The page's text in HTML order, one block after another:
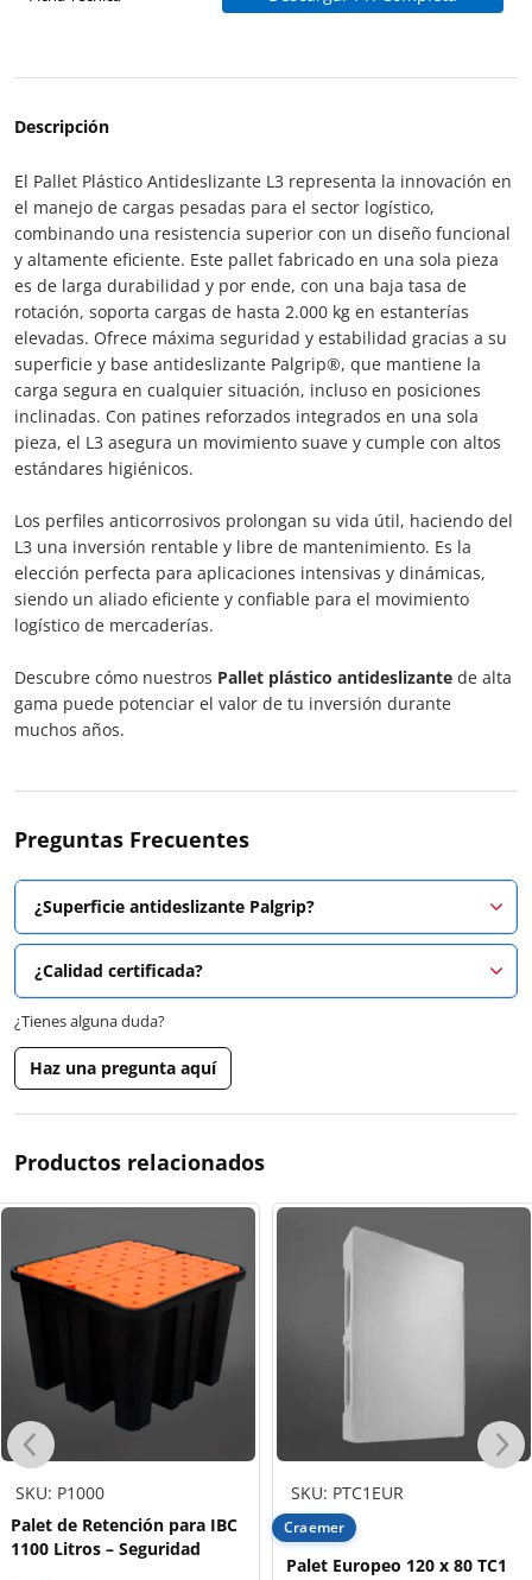
Descripción
El Pallet Plástico Antideslizante L3 representa la innovación en
el manejo de cargas pesadas para el sector logístico,
combinando una resistencia superior con un diseño funcional
y altamente eficiente. Este pallet fabricado en una sola pieza
es de larga durabilidad y por ende, con una baja tasa de
rotación, soporta cargas de hasta 2.000 kg en estanterías
elevadas. Ofrece máxima seguridad y estabilidad gracias a su
superficie y base antideslizante Palgrip®, que mantiene la
carga segura en cualquier situación, incluso en posiciones
inclinadas. Con patines reforzados integrados en una sola
pieza, el L3 asegura un movimiento suave y cumple con altos
estándares higiénicos.
Los perfiles anticorrosivos prolongan su vida útil, haciendo del
L3 una inversión rentable y libre de mantenimiento. Es la
elección perfecta para aplicaciones intensivas y dinámicas,
siendo un aliado eficiente y confiable para el movimiento
logístico de mercaderías.
Descubre cómo nuestros Pallet plástico antideslizante de alta
gama puede potenciar el valor de tu inversión durante
muchos años.
Preguntas Frecuentes
¿Superficie antideslizante Palgrip?
¿Calidad certificada?
¿Tienes alguna duda?
Haz una pregunta aquí
Productos relacionados
SKU: P1000
Palet de Retención para IBC
1100 Litros – Seguridad
SKU: PTC1EUR
Craemer
Palet Europeo 120 x 80 TC1